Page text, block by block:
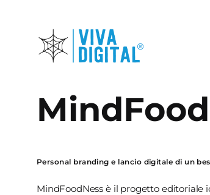
Personal branding e lancio digitale di un
MindFoodNess è il progetto editoriale